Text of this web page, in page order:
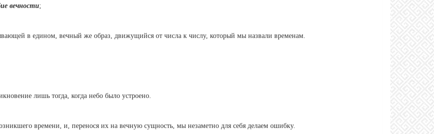
вечности;
в едином, вечный же образ, движущийся от числа к числу, который мы назвали временам.
лишь тогда, когда небо было устроено.
времени, и, перенося их на вечную сущность, мы незаметно для себя делаем ошибку.